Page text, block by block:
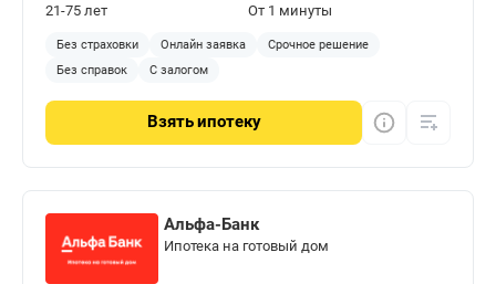
21-75 лет
От 1 минуты
Без страховки Онлайн заявка
Срочное решение
Без справок
С залогом
Взятьипотеку
Альфа-Банк
Ипотека на готовый дом